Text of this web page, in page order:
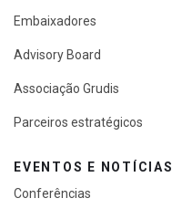
Embaixadores
Advisory Board
Associação Grudis
Parceiros estratégicos
EVENTOS E NOTÍCIAS
Conferências